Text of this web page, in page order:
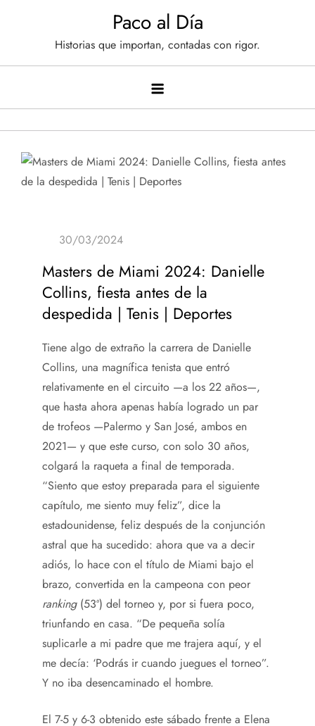
Paco al Día
Historias que importan, contadas con rigor.
Masters de Miami 2024: Danielle
Collins, fiesta antes de la
despedida | Tenis | Deportes
Tiene algo de extraño la carrera de Danielle
Collins, una magnífica tenista que entró
relativamente en el circuito —a los 22 años—,
que hasta ahora apenas había logrado un par
de trofeos —Palermo y San José, ambos en
2021— y que este curso, con solo 30 años,
colgará la raqueta a final de temporada.
“Siento que estoy preparada para el siguiente
capítulo, me siento muy feliz”, dice la
estadounidense, feliz después de la conjunción
astral que ha sucedido: ahora que va a decir
adiós, lo hace con el título de Miami bajo el
brazo, convertida en la campeona con peor
ranking(53ª) del torneo y, por si fuera poco,
triunfando en casa. “De pequeña solía
suplicarle a mi padre que me trajera aquí, y el
me decía: ‘Podrás ir cuando juegues el torneo”.
Y no iba desencaminado el hombre.
El 7-5 y 6-3 obtenido este sábado frente a Elena